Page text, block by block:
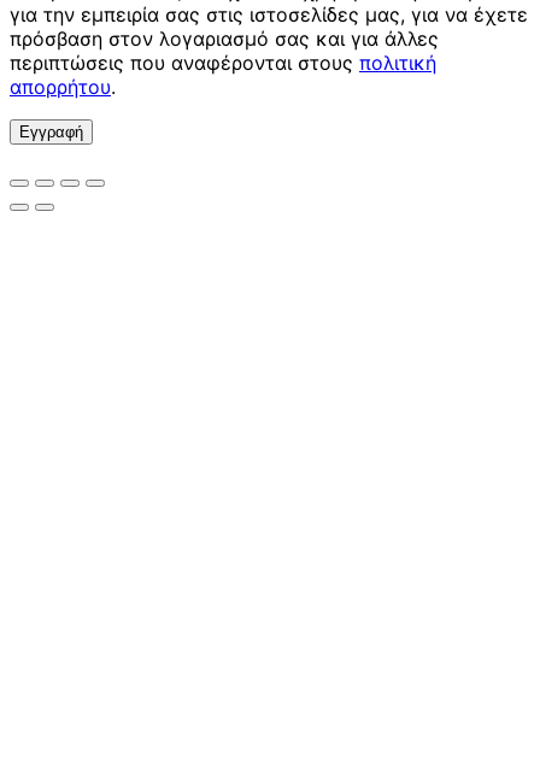
για την εμπειρία σας στις ιστοσελίδες μας, για να έχετε
πρόσβαση στον λογαριασμό σας και για άλλες
περιπτώσεις που αναφέρονται στους πολιτική
απορρήτου.
Εγγραφή